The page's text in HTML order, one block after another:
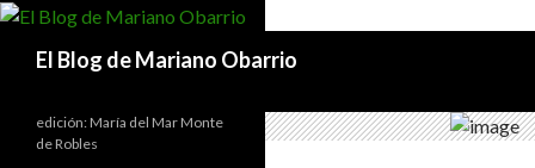
El Blog de Mariano Obarrio
edición: María del Mar Monte
de Robles